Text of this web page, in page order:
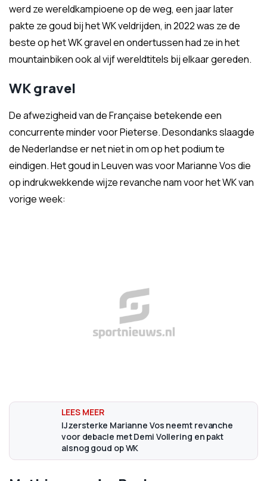
werd ze wereldkampioene op de weg, een jaar later
pakte ze goud bij het WK veldrijden, in 2022 was ze de
beste op het WK gravel en ondertussen had ze in het
mountainbiken ook al vijf wereldtitels bij elkaar gereden.
WK gravel
De afwezigheid van de Française betekende een
concurrente minder voor Pieterse. Desondanks slaagde
de Nederlandse er net niet in om op het podium te
eindigen. Het goud in Leuven was voor Marianne Vos die
op indrukwekkende wijze revanche nam voor het WK van
vorige week:
IJzersterke Marianne Vos neemt revanche
voor debacle met Demi Vollering en pakt
alsnog goud op WK